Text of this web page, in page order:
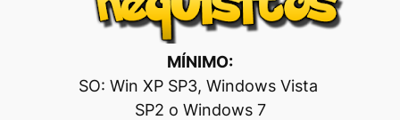
MÍNIMO:
SO: Win XP SP3, Windows Vista
SP2 o Windows 7